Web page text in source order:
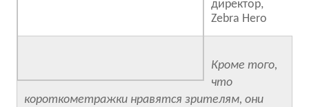
директор,
Zebra Hero
Кроме того,
что
короткометражки нравятся зрителям, они